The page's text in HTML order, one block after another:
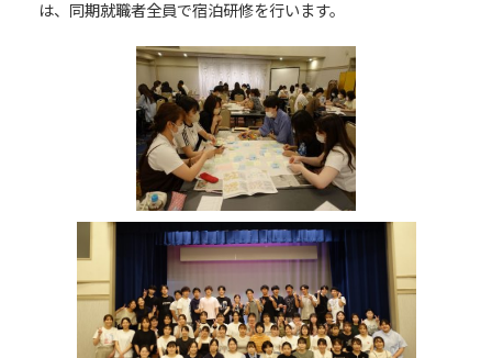
は、同期就職者全員で宿泊研修を行います。